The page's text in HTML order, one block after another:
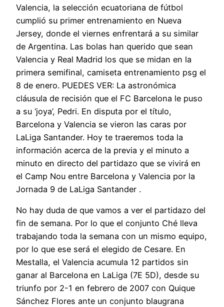
Valencia, la selección ecuatoriana de fútbol
cumplió su primer entrenamiento en Nueva
Jersey, donde el viernes enfrentará a su similar
de Argentina. Las bolas han querido que sean
Valencia y Real Madrid los que se midan en la
primera semifinal, camiseta entrenamiento psg el
8 de enero. PUEDES VER: La astronómica
cláusula de recisión que el FC Barcelona le puso
a su ‘joya’, Pedri. En disputa por el título,
Barcelona y Valencia se vieron las caras por
LaLiga Santander. Hoy te traeremos toda la
información acerca de la previa y el minuto a
minuto en directo del partidazo que se vivirá en
el Camp Nou entre Barcelona y Valencia por la
Jornada 9 de LaLiga Santander .
No hay duda de que vamos a ver el partidazo del
fin de semana. Por lo que el conjunto Ché lleva
trabajando toda la semana con un mismo equipo,
por lo que ese será el elegido de Cesare. En
Mestalla, el Valencia acumula 12 partidos sin
ganar al Barcelona en LaLiga (7E 5D), desde su
triunfo por 2-1 en febrero de 2007 con Quique
Sánchez Flores ante un conjunto blaugrana